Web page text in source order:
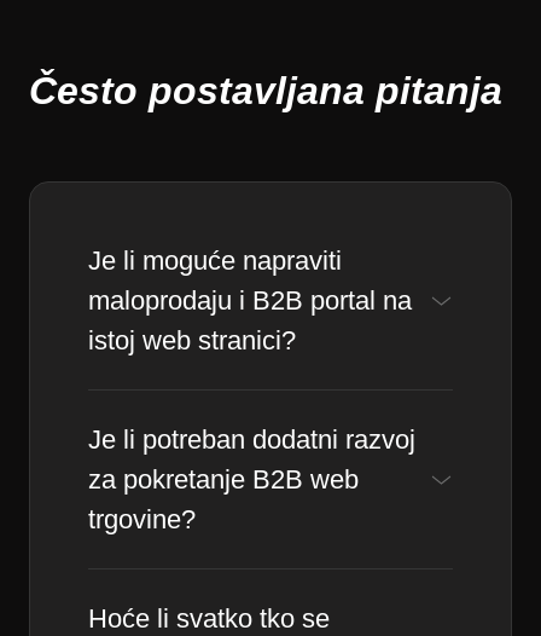
Često postavljana pitanja
Je li moguće napraviti
maloprodaju i B2B portal na
istoj web stranici?
Je li potreban dodatni razvoj
za pokretanje B2B web
trgovine?
Hoće li svatko tko se